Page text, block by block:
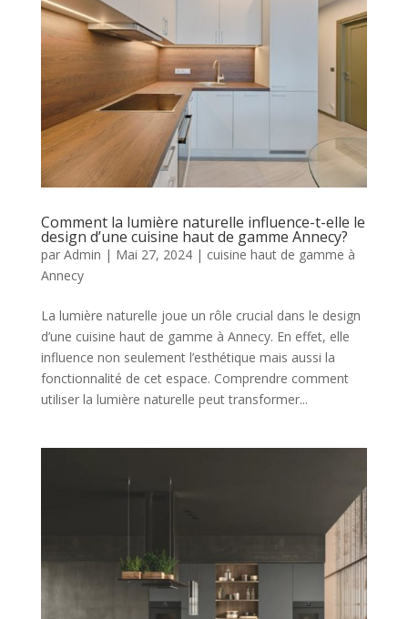
Comment la lumière naturelle influence-t-elle le
design d’une cuisine haut de gamme Annecy?
par Admin | Mai 27, 2024| cuisine haut de gamme à
Annecy
La lumière naturelle joue un rôle crucial dans le design
d’une cuisine haut de gamme à Annecy. En effet, elle
influence non seulement l’esthétique mais aussi la
fonctionnalité de cet espace. Comprendre comment
utiliser la lumière naturelle peut transformer...